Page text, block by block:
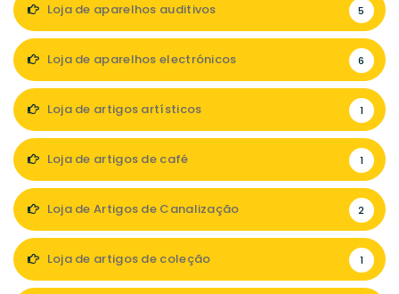
Loja de aparelhos auditivos 5
Loja de aparelhos electrónicos 6
Loja de artigos artísticos 1
Loja de artigos de café 1
Loja de Artigos de Canalização 2
Loja de artigos de coleção 1